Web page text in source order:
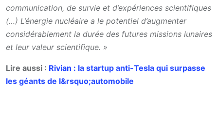
communication, de survie et d’expériences scientifiques
(…) L’énergie nucléaire a le potentiel d’augmenter
considérablement la durée des futures missions lunaires
et leur valeur scientifique. »
Lire aussi : Rivian : la startup anti-Tesla qui surpasse
les géants de l&rsquo;automobile